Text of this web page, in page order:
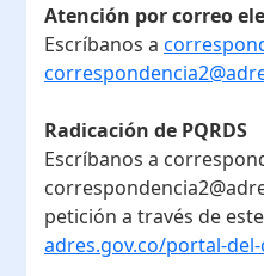
Atención por correo
Escríbanos a
Radicación de PQRDS
Escríbanos a
petición a través de
adres.gov.co/portal-